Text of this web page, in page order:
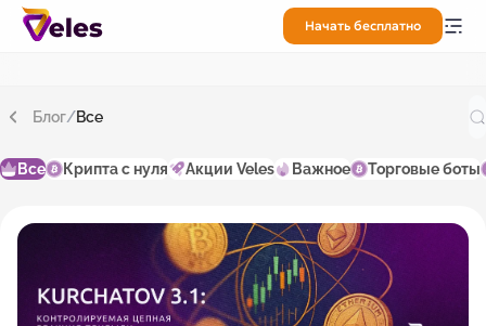
Начать бесплатно
Блог/Все
Все Крипта с нуля Акции Veles Важное Торговые боты